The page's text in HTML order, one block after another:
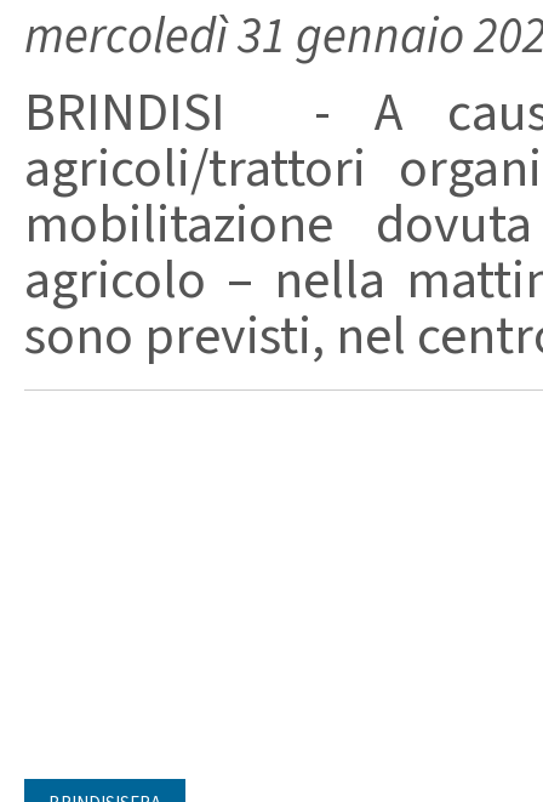
mercoledì 31 gennaio
BRINDISI - A
agricoli/trattori
mobilitazione
agricolo – nella
sono previsti, nel